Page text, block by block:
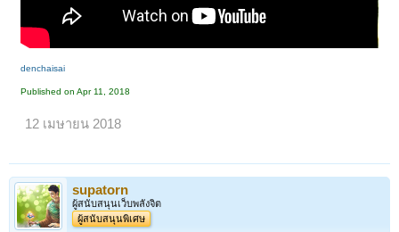
denchaisai
Published on Apr 11, 2018
12 เมษายน 2018
supatorn
ผู้สนับสนุนเว็บพลังจิต
ผู้สนับสนุนพิเศษ